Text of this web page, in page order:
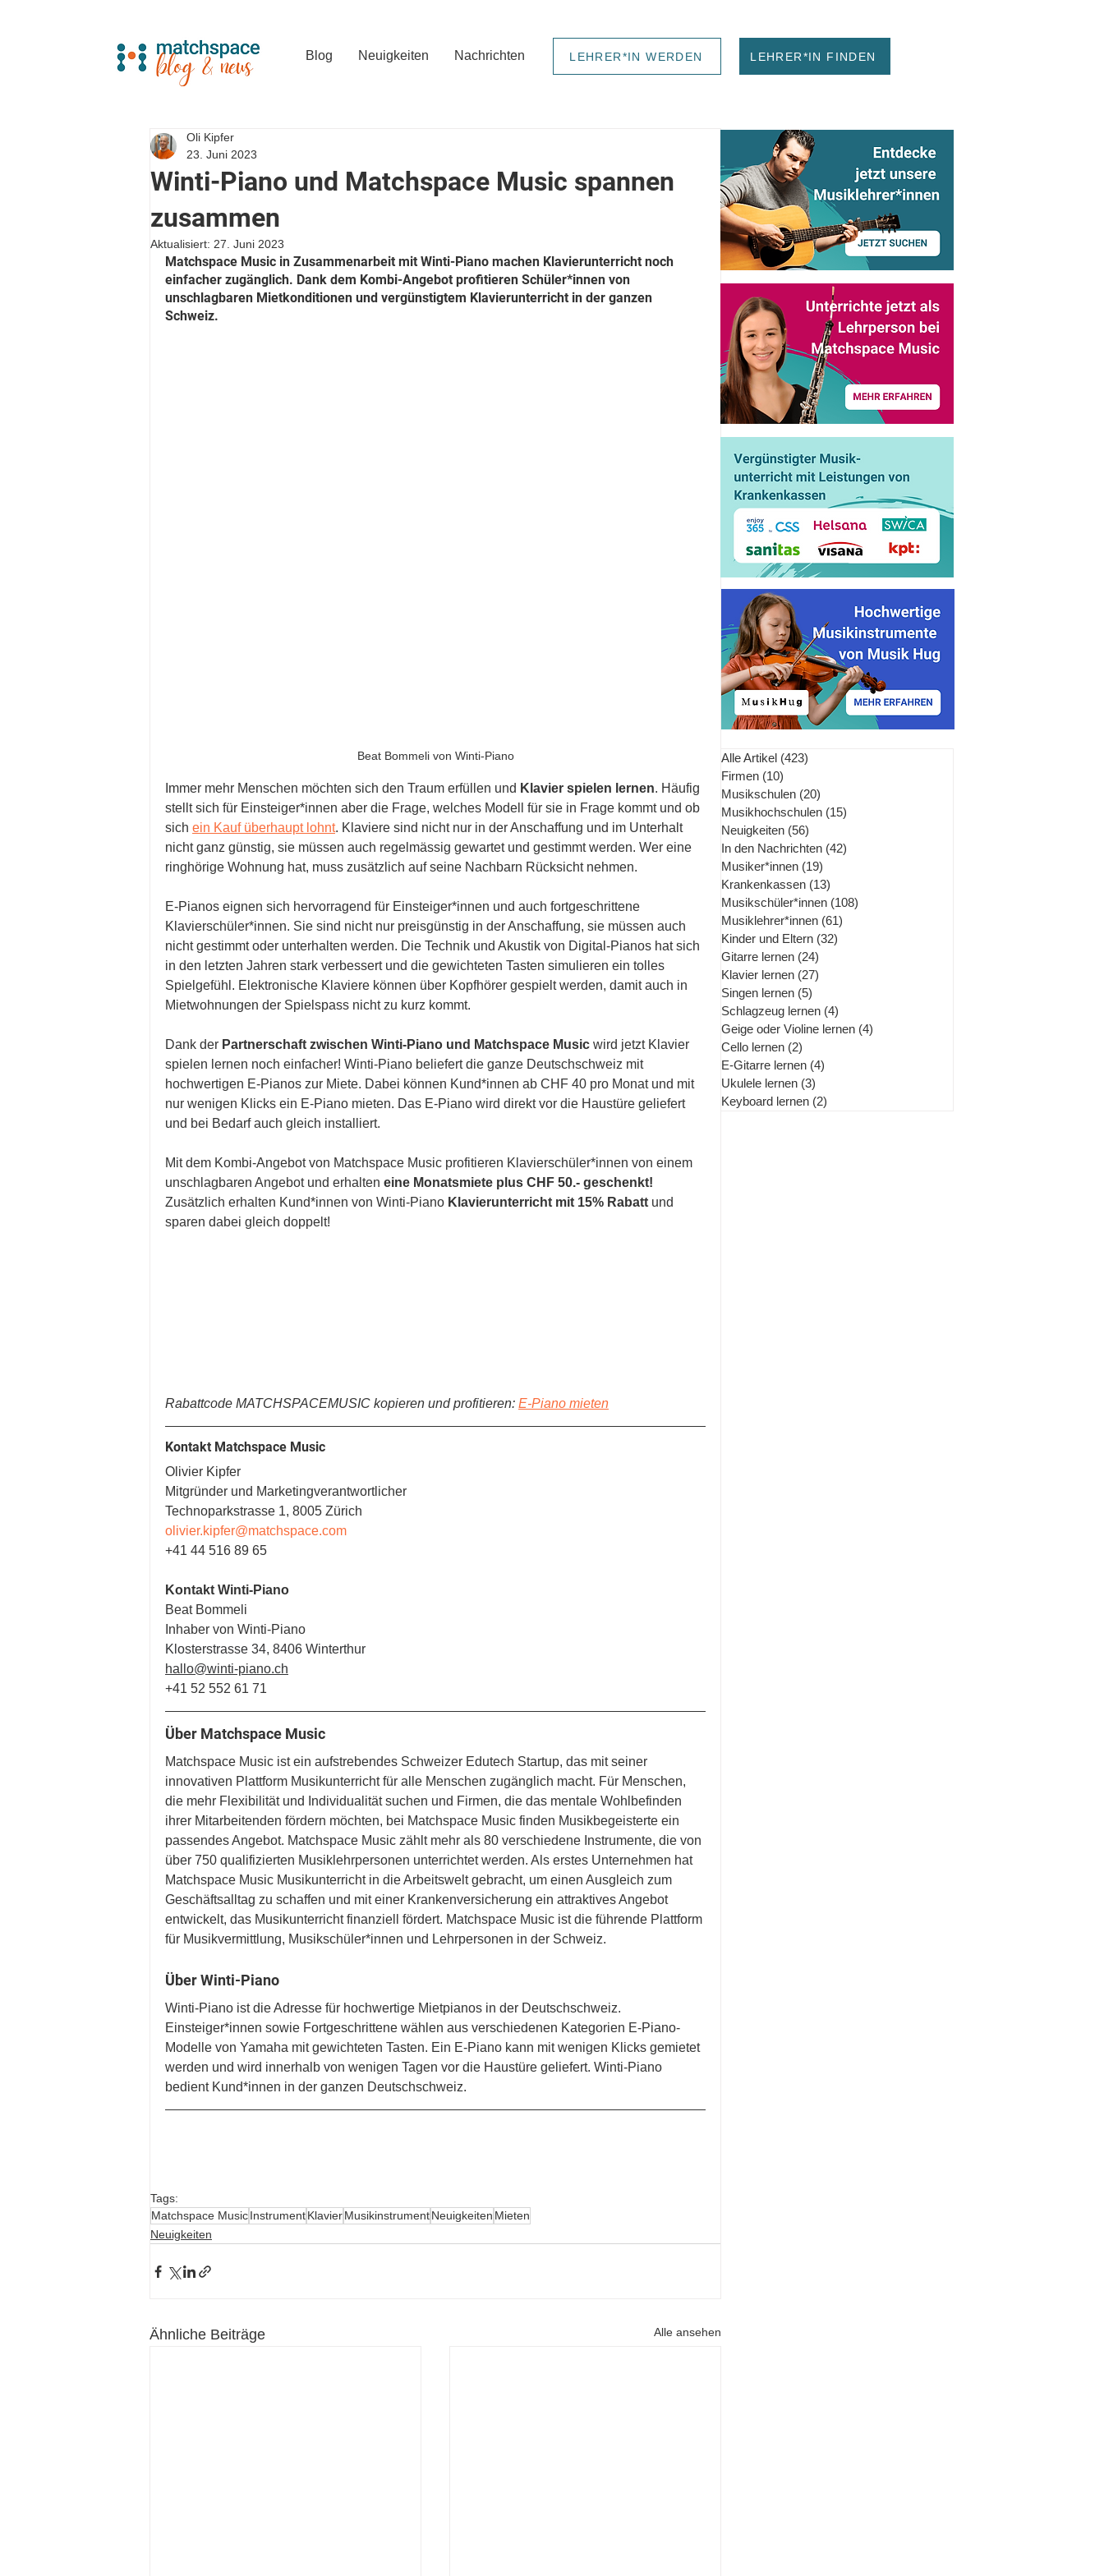
Blog Neuigkeiten Nachrichten LEHRER*IN WERDEN LEHRER*IN FINDEN
Winti-Piano und Matchspace Music spannen
zusammen
Oli Kipfer
23. Juni 2023
Aktualisiert: 27. Juni 2023
Matchspace Music in Zusammenarbeit mit Winti-Piano machen Klavierunterricht noch
einfacher zugänglich. Dank dem Kombi-Angebot profitieren Schüler*innen von
unschlagbaren Mietkonditionen und vergünstigtem Klavierunterricht in der ganzen
Schweiz.
Beat Bommeli von Winti-Piano
Immer mehr Menschen möchten sich den Traum erfüllen und Klavier spielen lernen. Häufig
stellt sich für Einsteiger*innen aber die Frage, welches Modell für sie in Frage kommt und ob
sich ein Kauf überhaupt lohnt. Klaviere sind nicht nur in der Anschaffung und im Unterhalt
nicht ganz günstig, sie müssen auch regelmässig gewartet und gestimmt werden. Wer eine
ringhörige Wohnung hat, muss zusätzlich auf seine Nachbarn Rücksicht nehmen.
E-Pianos eignen sich hervorragend für Einsteiger*innen und auch fortgeschrittene
Klavierschüler*innen. Sie sind nicht nur preisgünstig in der Anschaffung, sie müssen auch
nicht gestimmt oder unterhalten werden. Die Technik und Akustik von Digital-Pianos hat sich
in den letzten Jahren stark verbessert und die gewichteten Tasten simulieren ein tolles
Spielgefühl. Elektronische Klaviere können über Kopfhörer gespielt werden, damit auch in
Mietwohnungen der Spielspass nicht zu kurz kommt.
Dank der Partnerschaft zwischen Winti-Piano und Matchspace Music wird jetzt Klavier
spielen lernen noch einfacher! Winti-Piano beliefert die ganze Deutschschweiz mit
hochwertigen E-Pianos zur Miete. Dabei können Kund*innen ab CHF 40 pro Monat und mit
nur wenigen Klicks ein E-Piano mieten. Das E-Piano wird direkt vor die Haustüre geliefert
und bei Bedarf auch gleich installiert.
Mit dem Kombi-Angebot von Matchspace Music profitieren Klavierschüler*innen von einem
unschlagbaren Angebot und erhalten eine Monatsmiete plus CHF 50.- geschenkt!
Zusätzlich erhalten Kund*innen von Winti-Piano Klavierunterricht mit 15% Rabatt und
sparen dabei gleich doppelt!
Rabattcode MATCHSPACEMUSIC kopieren und profitieren: E-Piano mieten
Kontakt Matchspace Music
Olivier Kipfer
Mitgründer und Marketingverantwortlicher
Technoparkstrasse 1, 8005 Zürich
olivier.kipfer@matchspace.com
+41 44 516 89 65
Kontakt Winti-Piano
Beat Bommeli
Inhaber von Winti-Piano
Klosterstrasse 34, 8406 Winterthur
hallo@winti-piano.ch
+41 52 552 61 71
Über Matchspace Music
Matchspace Music ist ein aufstrebendes Schweizer Edutech Startup, das mit seiner
innovativen Plattform Musikunterricht für alle Menschen zugänglich macht. Für Menschen,
die mehr Flexibilität und Individualität suchen und Firmen, die das mentale Wohlbefinden
ihrer Mitarbeitenden fördern möchten, bei Matchspace Music finden Musikbegeisterte ein
passendes Angebot. Matchspace Music zählt mehr als 80 verschiedene Instrumente, die von
über 750 qualifizierten Musiklehrpersonen unterrichtet werden. Als erstes Unternehmen hat
Matchspace Music Musikunterricht in die Arbeitswelt gebracht, um einen Ausgleich zum
Geschäftsalltag zu schaffen und mit einer Krankenversicherung ein attraktives Angebot
entwickelt, das Musikunterricht finanziell fördert. Matchspace Music ist die führende Plattform
für Musikvermittlung, Musikschüler*innen und Lehrpersonen in der Schweiz.
Über Winti-Piano
Winti-Piano ist die Adresse für hochwertige Mietpianos in der Deutschschweiz.
Einsteiger*innen sowie Fortgeschrittene wählen aus verschiedenen Kategorien E-Piano-
Modelle von Yamaha mit gewichteten Tasten. Ein E-Piano kann mit wenigen Klicks gemietet
werden und wird innerhalb von wenigen Tagen vor die Haustüre geliefert. Winti-Piano
bedient Kund*innen in der ganzen Deutschschweiz.
Tags:
Matchspace MusicInstrumentKlavierMusikinstrumentNeuigkeiten Mieten
Neuigkeiten
Ähnliche Beiträge Alle ansehen
Alle Artikel (423)
Firmen (10)
Musikschulen (20)
Musikhochschulen (15)
Neuigkeiten (56)
In den Nachrichten (42)
Musiker*innen (19)
Krankenkassen (13)
Musikschüler*innen (108)
Musiklehrer*innen (61)
Kinder und Eltern (32)
Gitarre lernen (24)
Klavier lernen (27)
Singen lernen (5)
Schlagzeug lernen (4)
Geige oder Violine lernen (4)
Cello lernen (2)
E-Gitarre lernen (4)
Ukulele lernen (3)
Keyboard lernen (2)